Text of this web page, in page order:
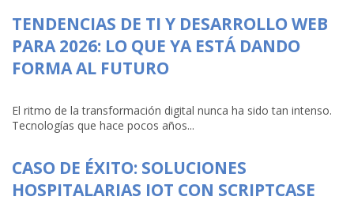
TENDENCIAS DE TI Y DESARROLLO WEB
PARA 2026: LO QUE YA ESTÁ DANDO
FORMA AL FUTURO
El ritmo de la transformación digital nunca ha sido tan intenso.
Tecnologías que hace pocos años...
CASO DE ÉXITO: SOLUCIONES
HOSPITALARIAS IOT CON SCRIPTCASE